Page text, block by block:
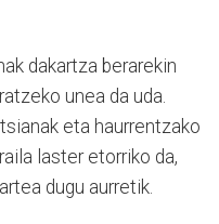
dakartza berarekin
unea da uda.
eta haurrentzako
laster etorriko da,
dugu aurretik.